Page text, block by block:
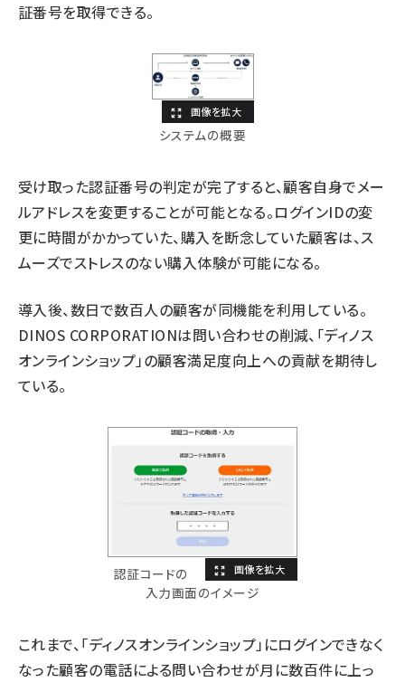
証番号を取得できる。
システムの概要
受け取った認証番号の判定が完了すると、顧客自身でメー
ルアドレスを変更することが可能となる。ログインIDの変
更に時間がかかっていた、購入を断念していた顧客は、ス
ムーズでストレスのない購入体験が可能になる。
導入後、数日で数百人の顧客が同機能を利用している。
DINOS CORPORATIONは問い合わせの削減、「ディノス
オンラインショップ」の顧客満足度向上への貢献を期待し
ている。
認証コードの
入力画面のイメージ
これまで、「ディノスオンラインショップ」にログインできなく
なった顧客の電話による問い合わせが月に数百件に上っ